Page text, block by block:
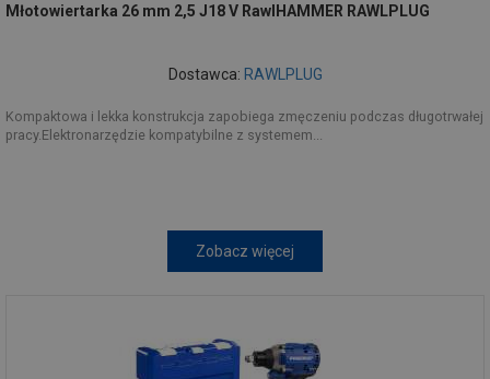
Młotowiertarka 26 mm 2,5 J18 V RawlHAMMER RAWLPLUG
Dostawca: RAWLPLUG
Kompaktowa i lekka konstrukcja zapobiega zmęczeniu podczas długotrwałej
pracy.Elektronarzędzie kompatybilne z systemem...
Zobacz więcej